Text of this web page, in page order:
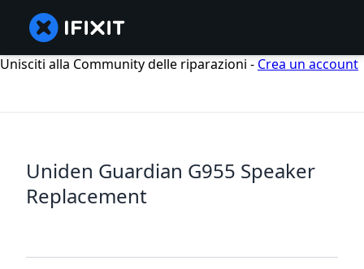
Unisciti alla Community delle riparazioni - Crea un account
Uniden Guardian G955 Speaker
Replacement